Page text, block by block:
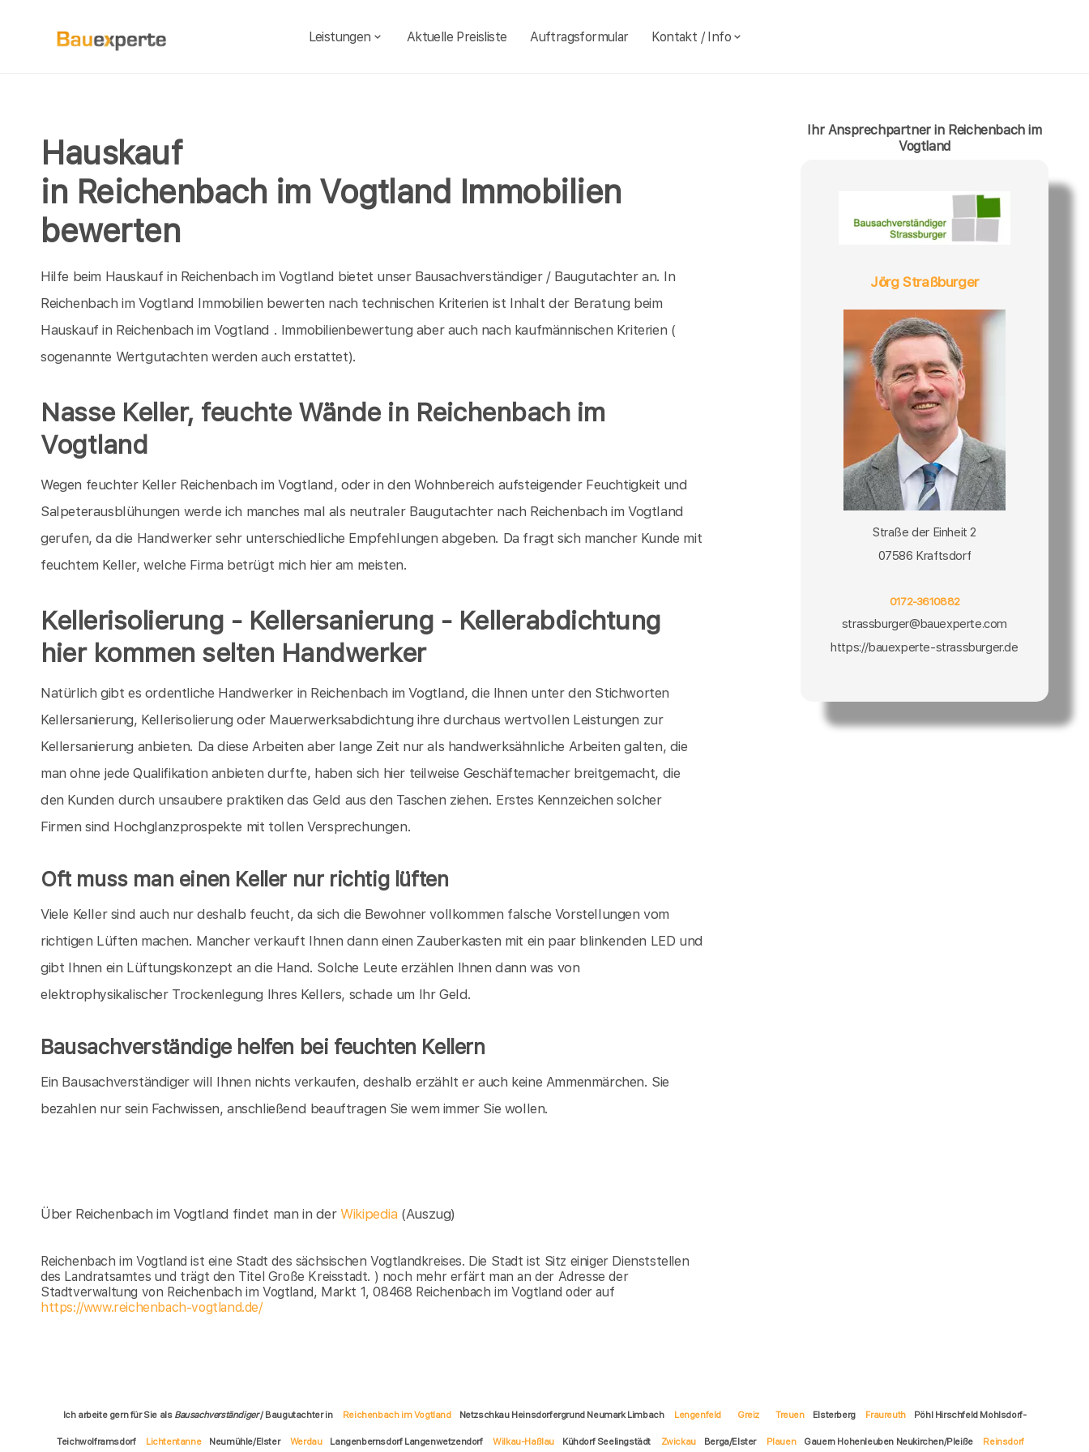
Leistungen Aktuelle Preisliste Auftragsformular Kontakt / Info
Hauskauf
in Reichenbach im Vogtland Immobilien
bewerten
Hilfe beim Hauskauf in Reichenbach im Vogtland bietet unser Bausachverständiger / Baugutachter an. In
Reichenbach im Vogtland Immobilien bewerten nach technischen Kriterien ist Inhalt der Beratung beim
Hauskauf in Reichenbach im Vogtland . Immobilienbewertung aber auch nach kaufmännischen Kriterien (
sogenannte Wertgutachten werden auch erstattet).
Nasse Keller, feuchte Wände in Reichenbach im
Vogtland
Wegen feuchter Keller Reichenbach im Vogtland, oder in den Wohnbereich aufsteigender Feuchtigkeit und
Salpeterausblühungen werde ich manches mal als neutraler Baugutachter nach Reichenbach im Vogtland
gerufen, da die Handwerker sehr unterschiedliche Empfehlungen abgeben. Da fragt sich mancher Kunde mit
feuchtem Keller, welche Firma betrügt mich hier am meisten.
Kellerisolierung - Kellersanierung - Kellerabdichtung
hier kommen selten Handwerker
Natürlich gibt es ordentliche Handwerker in Reichenbach im Vogtland, die Ihnen unter den Stichworten
Kellersanierung, Kellerisolierung oder Mauerwerksabdichtung ihre durchaus wertvollen Leistungen zur
Kellersanierung anbieten. Da diese Arbeiten aber lange Zeit nur als handwerksähnliche Arbeiten galten, die
man ohne jede Qualifikation anbieten durfte, haben sich hier teilweise Geschäftemacher breitgemacht, die
den Kunden durch unsaubere praktiken das Geld aus den Taschen ziehen. Erstes Kennzeichen solcher
Firmen sind Hochglanzprospekte mit tollen Versprechungen.
Oft muss man einen Keller nur richtig lüften
Viele Keller sind auch nur deshalb feucht, da sich die Bewohner vollkommen falsche Vorstellungen vom
richtigen Lüften machen. Mancher verkauft Ihnen dann einen Zauberkasten mit ein paar blinkenden LED und
gibt Ihnen ein Lüftungskonzept an die Hand. Solche Leute erzählen Ihnen dann was von
elektrophysikalischer Trockenlegung Ihres Kellers, schade um Ihr Geld.
Bausachverständige helfen bei feuchten Kellern
Ein Bausachverständiger will Ihnen nichts verkaufen, deshalb erzählt er auch keine Ammenmärchen. Sie
bezahlen nur sein Fachwissen, anschließend beauftragen Sie wem immer Sie wollen.
Über Reichenbach im Vogtland findet man in derWikipedia (Auszug)
Reichenbach im Vogtland ist eine Stadt des sächsischen Vogtlandkreises. Die Stadt ist Sitz einiger Dienststellen
des Landratsamtes und trägt den Titel Große Kreisstadt. ) noch mehr erfärt man an der Adresse der
Stadtverwaltung von Reichenbach im Vogtland, Markt 1, 08468 Reichenbach im Vogtland oder auf
https://www.reichenbach-vogtland.de/
Ihr Ansprechpartner in Reichenbach im
Vogtland
Jörg Straßburger
Straße der Einheit 2
07586 Kraftsdorf
0172-3610882
strassburger@bauexperte.com
https://bauexperte-strassburger.de
Ich arbeite gern für Sie als Bausachverständiger/ Baugutachter in Reichenbach im Vogtland Netzschkau Heinsdorfergrund Neumark Limbach Lengenfeld Greiz Treuen Elsterberg Fraureuth Pöhl Hirschfeld Mohlsdorf-
Teichwolframsdorf Lichtentanne Neumühle/Elster Werdau Langenbernsdorf Langenwetzendorf Wilkau-Haßlau Kühdorf Seelingstädt Zwickau Berga/Elster Plauen Gauern Hohenleuben Neukirchen/Pleiße Reinsdorf